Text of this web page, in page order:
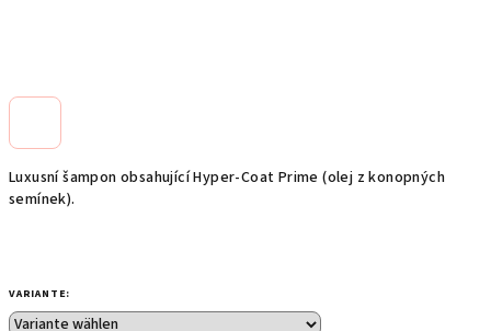
Luxusní šampon obsahující Hyper-Coat Prime (olej z konopných
semínek).
VARIANTE: